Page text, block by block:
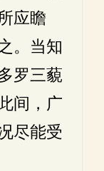
应瞻
。当知
罗三藐
间，广
尽能受